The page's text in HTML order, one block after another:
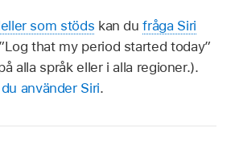
som stöds kan dufråga Siri
”Log that my period started today”
alla språk eller i alla regioner.).
använder Siri.